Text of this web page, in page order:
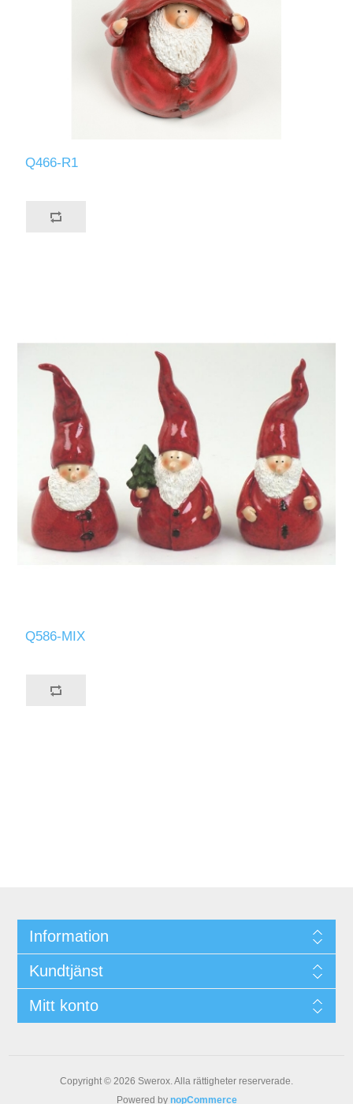
Q466-R1
Q586-MIX
Information
Kundtjänst
Mitt konto
Copyright © 2026 Swerox. Alla rättigheter reserverade.
Powered by nopCommerce